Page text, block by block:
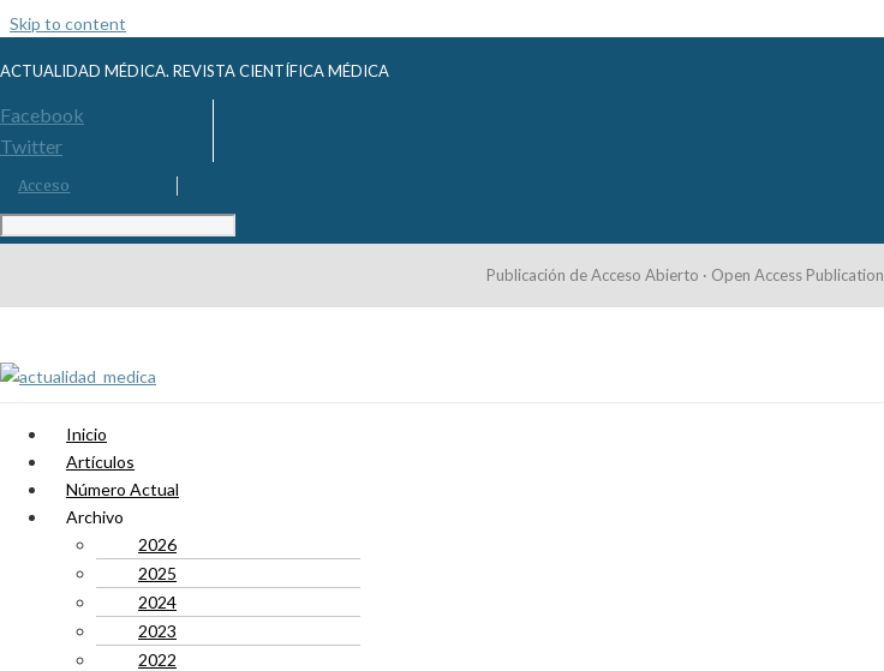
Skip to content
ACTUALIDAD MÉDICA. REVISTA CIENTÍFICA MÉDICA
Facebook
Twitter
Acceso
Publicación de Acceso Abierto · Open Access Publication
Inicio
Artículos
Número Actual
Archivo
2026
2025
2024
2023
2022